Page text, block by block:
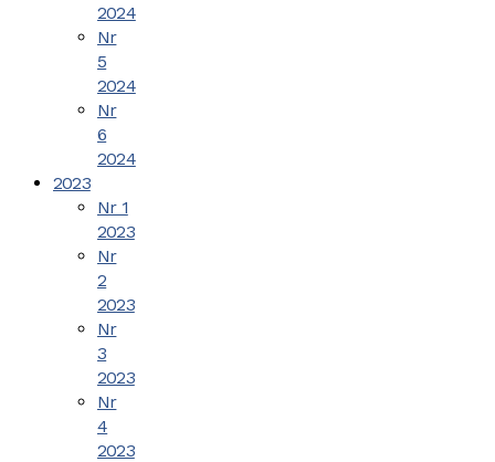
2024
Nr
5
2024
Nr
6
2024
2023
Nr 1
2023
Nr
2
2023
Nr
3
2023
Nr
4
2023